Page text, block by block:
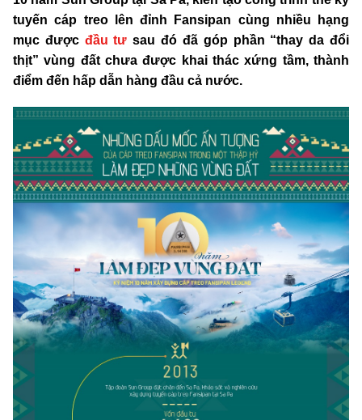
tuyến cáp treo lên đỉnh Fansipan cùng nhiều hạng
mục được đầu tư sau đó đã góp phần “thay da đổi
thịt” vùng đất chưa được khai thác xứng tầm, thành
điểm đến hấp dẫn hàng đầu cả nước.